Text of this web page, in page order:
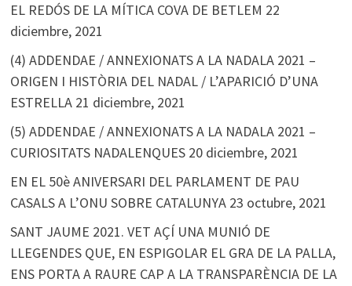
EL REDÓS DE LA MÍTICA COVA DE BETLEM 22
diciembre, 2021
(4) ADDENDAE / ANNEXIONATS A LA NADALA 2021 –
ORIGEN I HISTÒRIA DEL NADAL / L’APARICIÓ D’UNA
ESTRELLA 21 diciembre, 2021
(5) ADDENDAE / ANNEXIONATS A LA NADALA 2021 –
CURIOSITATS NADALENQUES 20 diciembre, 2021
EN EL 50è ANIVERSARI DEL PARLAMENT DE PAU
CASALS A L’ONU SOBRE CATALUNYA 23 octubre, 2021
SANT JAUME 2021. VET AÇÍ UNA MUNIÓ DE
LLEGENDES QUE, EN ESPIGOLAR EL GRA DE LA PALLA,
ENS PORTA A RAURE CAP A LA TRANSPARÈNCIA DE LA